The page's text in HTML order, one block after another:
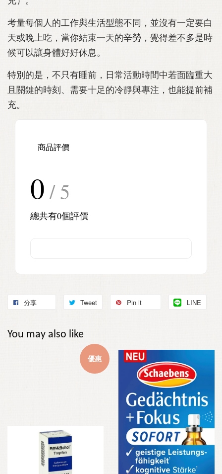
考量每個人的工作與生活型態不同，並沒有一定要白
天或晚上吃，當你結束一天的辛勞，覺得差不多是時
候可以讓身體好好休息。
特別的是，不只有睡前，日常活動時間中若面臨重大
且關鍵的時刻、需要十足的冷靜與專注，也能提前補
充。
商品評價
0 / 5
總共有0個評價
分享 Tweet Pin it LINE
You may also like
優惠